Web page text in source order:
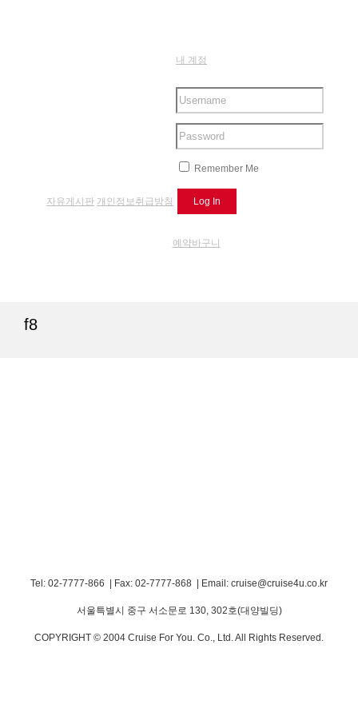
자유게시판 개인정보취급방침
내 계정
Remember Me
예약바구니
f8
Tel: 02-7777-866 | Fax: 02-7777-868 Email: cruise@cruise4u.co.kr
서울특별시 중구 서소문로 130, 302호(대양빌딩)
COPYRIGHT © 2004 Cruise For You. Co., Ltd. All Rights Reserved.